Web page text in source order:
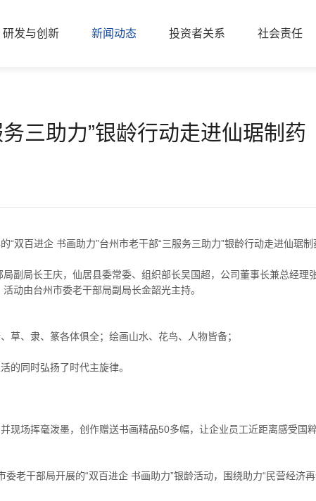
研发与创新 新闻动态 投资者关系 社会责任
三助力”银龄行动走进仙琚制药
百进企 书画助力”台州市老干部“三服务三助力”银龄行动走进仙琚制
局长王庆，仙居县委常委、组织部长吴国超，公司董事长兼总经理
动由台州市委老干部局副局长金韶光主持。
、隶、篆各体俱全；绘画山水、花鸟、人物皆备；
同时弘扬了时代主旋律。
场挥毫泼墨，创作赠送书画精品50多幅，让企业员工近距离感受国粹
干部局开展的“双百进企 书画助力”银龄活动，围绕助力“民营经济再